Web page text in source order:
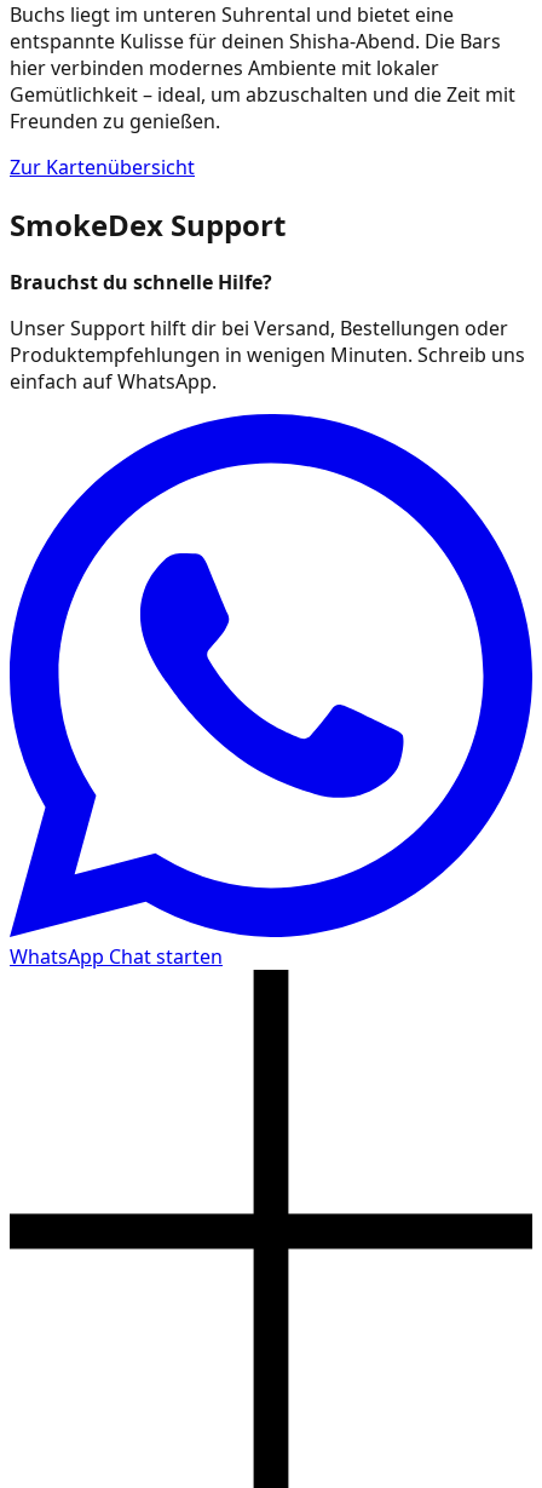
Buchs liegt im unteren Suhrental und bietet eine
entspannte Kulisse für deinen Shisha-Abend. Die Bars
hier verbinden modernes Ambiente mit lokaler
Gemütlichkeit – ideal, um abzuschalten und die Zeit mit
Freunden zu genießen.
Zur Kartenübersicht
SmokeDex Support
Brauchst du schnelle Hilfe?
Unser Support hilft dir bei Versand, Bestellungen oder
Produktempfehlungen in wenigen Minuten. Schreib uns
einfach auf WhatsApp.
WhatsApp Chat starten